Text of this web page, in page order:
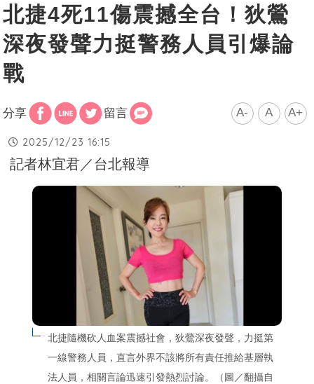
北捷4死11傷震撼全台！狄鶯
深夜發聲力挺警務人員引爆論
戰
分享 留言 A- A A+
2025/12/23 16:15
記者林宜君／台北報導
北捷隨機砍人血案震撼社會，狄鶯深夜發聲，力挺第
一線警務人員，直言外界不該將所有責任推給基層執
法人員，相關言論迅速引發熱烈討論。（圖／翻攝自